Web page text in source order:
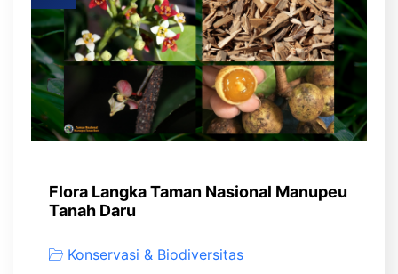
Flora Langka Taman Nasional Manupeu
Tanah Daru
Konservasi & Biodiversitas